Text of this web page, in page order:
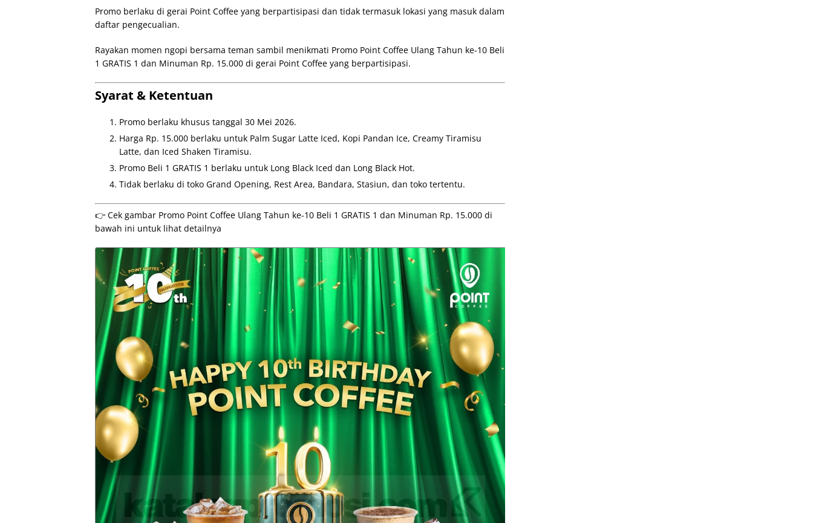
Promo berlaku di gerai Point Coffee yang berpartisipasi dan tidak termasuk lokasi yang masuk dalam
daftar pengecualian.
Rayakan momen ngopi bersama teman sambil menikmati Promo Point Coffee Ulang Tahun ke-10 Beli
1 GRATIS 1 dan Minuman Rp. 15.000 di gerai Point Coffee yang berpartisipasi.
Syarat & Ketentuan
Promo berlaku khusus tanggal 30 Mei 2026.
Harga Rp. 15.000 berlaku untuk Palm Sugar Latte Iced, Kopi Pandan Ice, Creamy Tiramisu
Latte, dan Iced Shaken Tiramisu.
Promo Beli 1 GRATIS 1 berlaku untuk Long Black Iced dan Long Black Hot.
Tidak berlaku di toko Grand Opening, Rest Area, Bandara, Stasiun, dan toko tertentu.
👉 Cek gambar Promo Point Coffee Ulang Tahun ke-10 Beli 1 GRATIS 1 dan Minuman Rp. 15.000 di
bawah ini untuk lihat detailnya